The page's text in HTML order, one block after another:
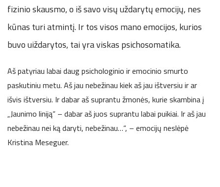
fizinio skausmo, o iš savo visų uždarytų emocijų, nes
kūnas turi atmintį. Ir tos visos mano emocijos, kurios
buvo uiždarytos, tai yra viskas psichosomatika.
Aš patyriau labai daug psichologinio ir emocinio smurto
paskutiniu metu. Aš jau nebežinau kiek aš jau ištversiu ir ar
išvis ištversiu. Ir dabar aš suprantu žmonės, kurie skambina į
„Jaunimo liniją“ – dabar aš juos suprantu labai puikiai. Ir aš jau
nebežinau nei ką daryti, nebežinau…“, – emocijų neslėpė
Kristina Meseguer.